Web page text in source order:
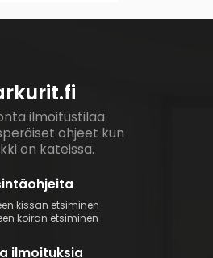
ilmoitustilaa
ohjeet kun
on kateissa.
kissan etsiminen
koiran etsiminen
ilmoituksia